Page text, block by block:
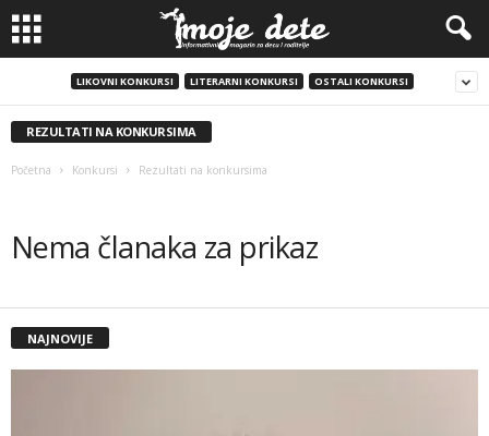
LIKOVNI KONKURSI LITERARNI KONKURSI OSTALI KONKURSI
REZULTATI NA KONKURSIMA
Početna Konkursi Rezultati na konkursima
Nema članaka za prikaz
NAJNOVIJE